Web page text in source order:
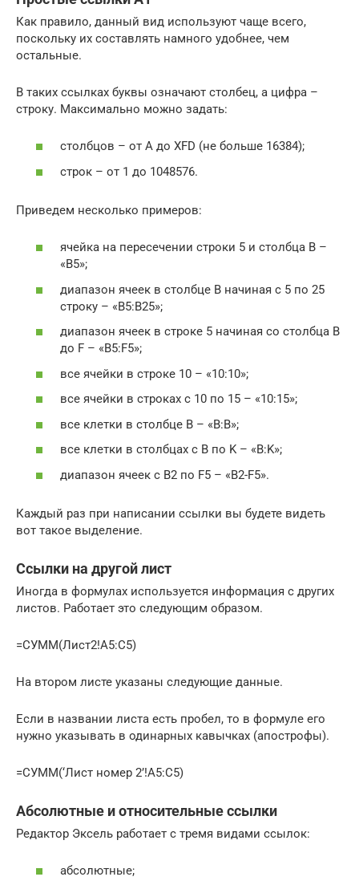
Как правило, данный вид используют чаще всего,
поскольку их составлять намного удобнее, чем
остальные.
В таких ссылках буквы означают столбец, а цифра –
строку. Максимально можно задать:
столбцов – от A до XFD (не больше 16384);
строк – от 1 до 1048576.
Приведем несколько примеров:
ячейка на пересечении строки 5 и столбца B –
«B5»;
диапазон ячеек в столбце B начиная с 5 по 25
строку – «B5:B25»;
диапазон ячеек в строке 5 начиная со столбца B
до F – «B5:F5»;
все ячейки в строке 10 – «10:10»;
все ячейки в строках с 10 по 15 – «10:15»;
все клетки в столбце B – «B:B»;
все клетки в столбцах с B по K – «B:K»;
диапазон ячеек с B2 по F5 – «B2-F5».
Каждый раз при написании ссылки вы будете видеть
вот такое выделение.
Ссылки на другой лист
Иногда в формулах используется информация с других
листов. Работает это следующим образом.
=СУММ(Лист2!A5:C5)
На втором листе указаны следующие данные.
Если в названии листа есть пробел, то в формуле его
нужно указывать в одинарных кавычках (апострофы).
=СУММ(‘Лист номер 2’!A5:C5)
Абсолютные и относительные ссылки
Редактор Эксель работает с тремя видами ссылок:
абсолютные;